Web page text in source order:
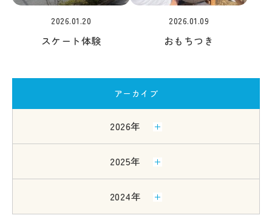
2026.01.20
スケート体験
2026.01.09
おもちつき
アーカイブ
2026年
2025年
2024年